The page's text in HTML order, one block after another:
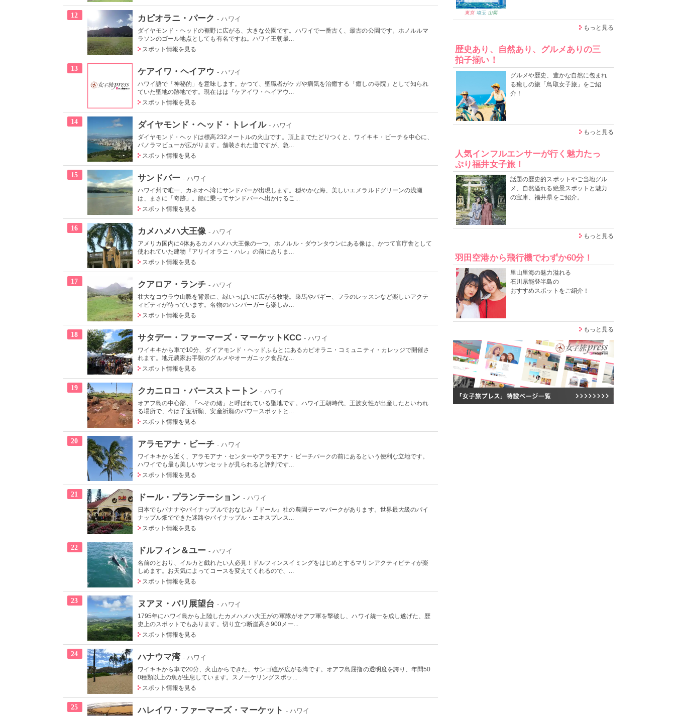
12 カピオラニ・パーク - ハワイ
ダイヤモンド・ヘッドの裾野に広がる、大きな公園です。ハワイで一番古く、最古の公園です。ホノルルマ
ラソンのゴール地点としても有名ですね。ハワイ王朝最...
スポット情報を見る
13 ケアイワ・ヘイアウ - ハワイ
ハワイ語で「神秘的」を意味します。かつて、聖職者がケガや病気を治癒する「癒しの寺院」として知られ
ていた聖地の跡地です。現在はは『ケアイワ・ヘイアウ...
スポット情報を見る
14 ダイヤモンド・ヘッド・トレイル - ハワイ
ダイヤモンド・ヘッドは標高232メートルの火山です。頂上までたどりつくと、ワイキキ・ビーチを中心に、
パノラマビューが広がります。舗装された道ですが、急...
スポット情報を見る
15 サンドバー - ハワイ
ハワイ州で唯一、カネオヘ湾にサンドバーが出現します。穏やかな海、美しいエメラルドグリーンの浅瀬
は、まさに「奇跡」。船に乗ってサンドバーへ出かけるこ...
スポット情報を見る
16 カメハメハ大王像 - ハワイ
アメリカ国内に4体あるカメハメハ大王像の一つ。ホノルル・ダウンタウンにある像は、かつて官庁舎として
使われていた建物『アリイオラニ・ハレ』の前にありま...
スポット情報を見る
17 クアロア・ランチ - ハワイ
壮大なコウラウ山脈を背景に、緑いっぱいに広がる牧場。乗馬やバギー、フラのレッスンなど楽しいアクテ
ィビティが待っています。名物のハンバーガーも楽しみ...
スポット情報を見る
18 サタデー・ファーマーズ・マーケットKCC - ハワイ
ワイキキから車で10分、ダイアモンド・ヘッドふもとにあるカピオラニ・コミュニティ・カレッジで開催さ
れます。地元農家お手製のグルメやオーガニック食品な...
スポット情報を見る
19 クカニロコ・バースストートン - ハワイ
オアフ島の中心部、「へその緒」と呼ばれている聖地です。ハワイ王朝時代、王族女性が出産したといわれ
る場所で、今は子宝祈願、安産祈願のパワースポットと...
スポット情報を見る
20 アラモアナ・ビーチ - ハワイ
ワイキキから近く、アラモアナ・センターやアラモアナ・ビーチパークの前にあるという便利な立地です。
ハワイでも最も美しいサンセットが見られると評判です...
スポット情報を見る
21 ドール・プランテーション - ハワイ
日本でもバナナやパイナップルでおなじみ『ドール』社の農園テーマパークがあります。世界最大級のパイ
ナップル畑でできた迷路やパイナップル・エキスプレス...
スポット情報を見る
22 ドルフィン＆ユー - ハワイ
名前のとおり、イルカと戯れたい人必見！ドルフィンスイミングをはじめとするマリンアクティビティが楽
しめます。お天気によってコースを変えてくれるので、...
スポット情報を見る
23 ヌアヌ・バリ展望台 - ハワイ
1795年にハワイ島から上陸したカメハメハ大王がの軍隊がオアフ軍を撃破し、ハワイ統一を成し遂げた、歴
史上のスポットでもあります。切り立つ断崖高さ900メー...
スポット情報を見る
24 ハナウマ湾 - ハワイ
ワイキキから車で20分、火山からできた、サンゴ礁が広がる湾です。オアフ島屈指の透明度を誇り、年間50
0種類以上の魚が生息しています。スノーケリングスポッ...
スポット情報を見る
25 ハレイワ・ファーマーズ・マーケット - ハワイ
もっと見る
歴史あり、自然あり、グルメありの三
拍子揃い！
グルメや歴史、豊かな自然に包まれ
る癒しの旅「鳥取女子旅」をご紹
介！
もっと見る
人気インフルエンサーが行く魅力たっ
ぷり福井女子旅！
話題の歴史的スポットやご当地グル
メ、自然溢れる絶景スポットと魅力
の宝庫、福井県をご紹介。
もっと見る
羽田空港から飛行機でわずか60分！
里山里海の魅力溢れる
石川県能登半島の
おすすめスポットをご紹介！
もっと見る